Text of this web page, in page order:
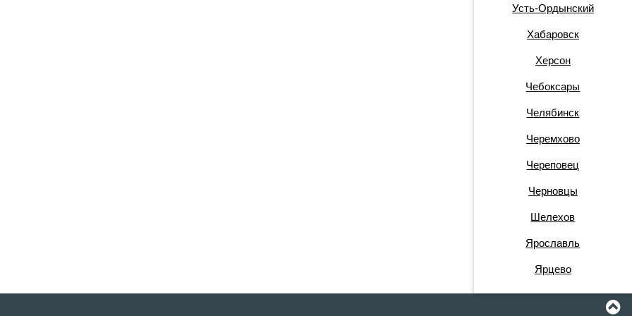
Усть-Ордынский
Хабаровск
Херсон
Чебоксары
Челябинск
Черемхово
Череповец
Черновцы
Шелехов
Ярославль
Ярцево